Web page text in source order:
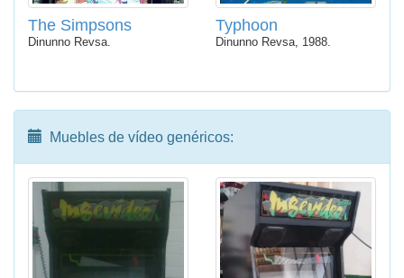
The Simpsons
Dinunno Revsa.
Typhoon
Dinunno Revsa, 1988.
Muebles de vídeo genéricos: